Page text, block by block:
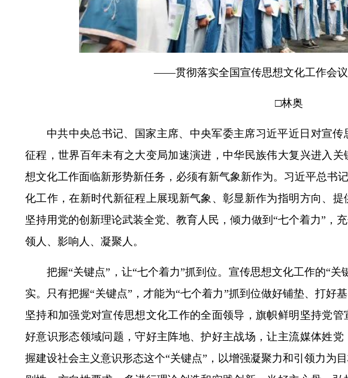
——贯彻落实全国宣传思想文化工作会
□林奥
中共中央总书记、国家主席、中央军委主席习近平近日对宣
征程，世界百年未有之大变局加速演进，中华民族伟大复兴进入
想文化工作面临新形势新任务，必须有新气象新作为。习近平总书
化工作，在新时代新征程上展现新气象、彰显新作为指明方向、
坚持用党的创新理论武装全党、教育人民，倾力做到“七个着力”，
领人、影响人、凝聚人。
把握“关键点”，让“七个着力”抓到位。宣传思想文化工作的“
实。只有把握“关键点”，才能为“七个着力”抓到位做好铺垫、打好
坚持和加强党对宣传思想文化工作的全面领导，旗帜鲜明坚持党
好意识形态领域问题，守好主阵地、护好主战场，让主流媒体姓
握建设社会主义意识形态这个“关键点”，以增强凝聚力和引领力为